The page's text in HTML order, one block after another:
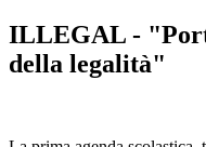
ILLEGAL -
della legalità"